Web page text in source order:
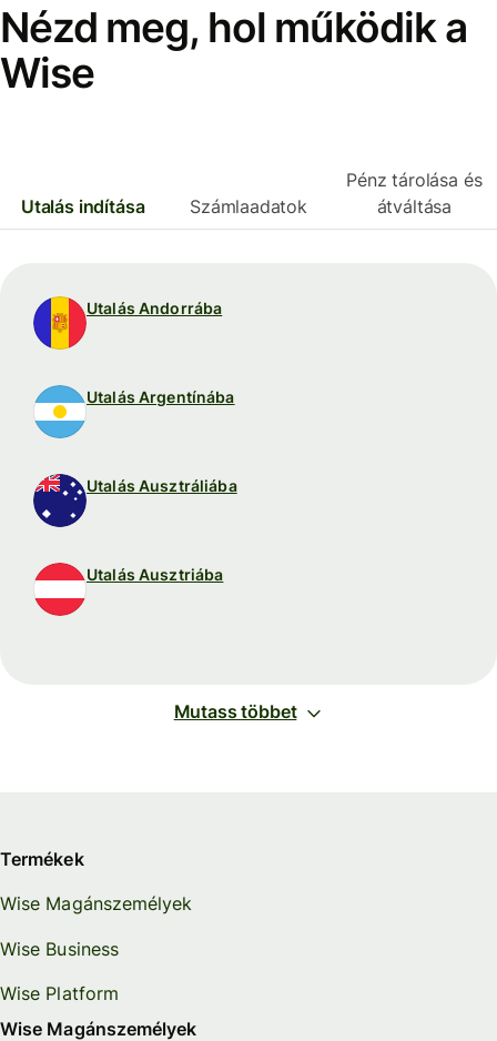
Nézd meg, hol működik a
Wise
Utalás indítása Számlaadatok
Pénz tárolása és
átváltása
Utalás Andorrába
Utalás Argentínába
Utalás Ausztráliába
Utalás Ausztriába
Mutass többet
Termékek
Wise Magánszemélyek
Wise Business
Wise Platform
Wise Magánszemélyek